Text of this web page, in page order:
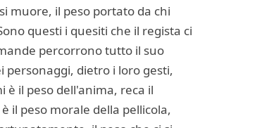
muore, il peso portato da chi
questi i quesiti che il regista ci
percorrono tutto il suo
personaggi, dietro i loro gesti,
il peso dell'anima, reca il
il peso morale della pellicola,